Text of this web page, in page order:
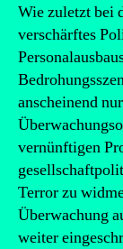
Wie zuletzt bei
verschärftes
anscheinend
vernünftigen
Terror zu
Überwachung
weiter